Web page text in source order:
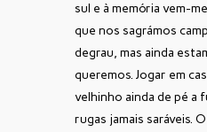
sul e à memória vem-
que nos sagrámos
degrau, mas ainda
queremos. Jogar em
velhinho ainda de pé a
rugas jamais saráveis.